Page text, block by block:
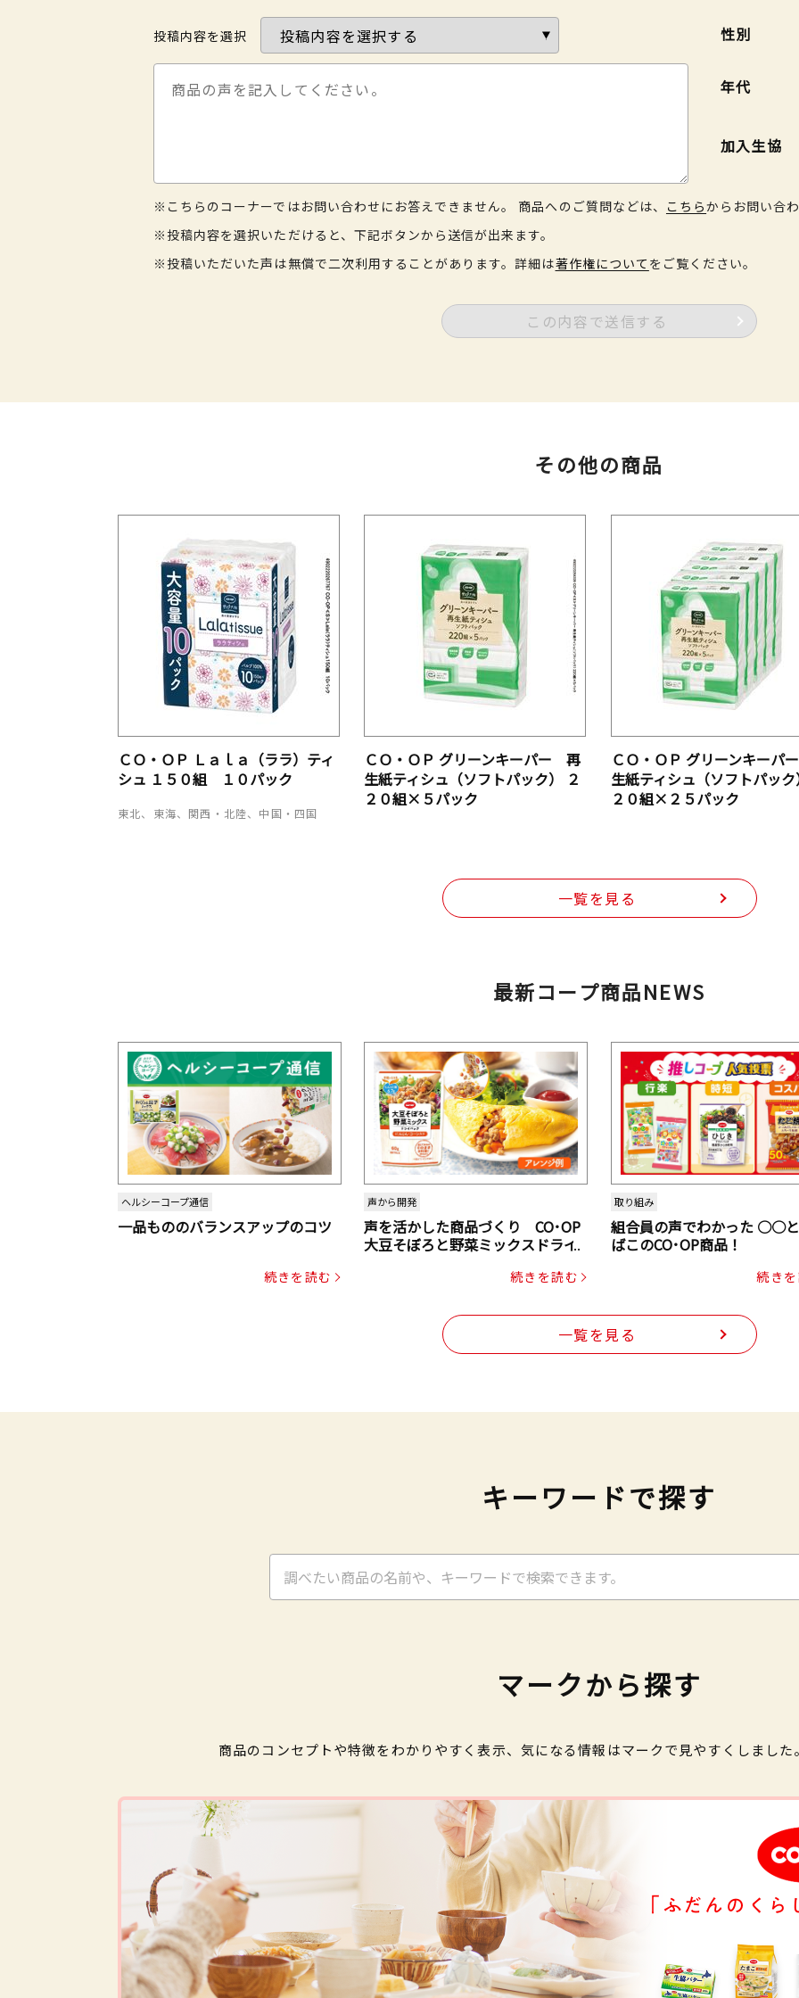
投稿内容を選択 性別
年代
加入生協
※こちらのコーナーではお問い合わせにお答えできません。 商品へのご質問などは、 こちらからお問い合
※投稿内容を選択いただけると、下記ボタンから送信が出来ます。
※投稿いただいた声は無償で二次利用することがあります。詳細は著作権について をご覧ください。
この内容で送信する
その他の商品
ＣＯ・ＯＰ Ｌａｌａ（ララ）ティ
シュ １５０組 １０パック
東北、東海、関西・北陸、中国・四国
ＣＯ・ＯＰ グリーンキーパー 再
生紙ティシュ（ソフトパック） ２
２０組×５パック
ＣＯ・ＯＰ グリーンキーパ
生紙ティシュ（ソフトパッ
２０組×２５パック
一覧を見る
最新コープ商品NEWS
ヘルシーコープ通信
一品もののバランスアップのコツ
続きを読む
声から開発
声を活かした商品づくり CO･OP
大豆そぼろと野菜ミックスドライ
続きを読む
取り組み
組合員の声でわかった ○○
ばこのCO･OP商品！
続き
一覧を見る
キーワードで探す
マークから探す
商品のコンセプトや特徴をわかりやすく表示、気になる情報はマークで見やすくしまし